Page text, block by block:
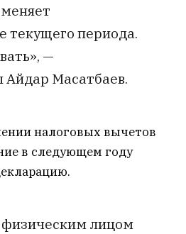
текущего периода.
—
Айдар Масатбаев.
налоговых вычетов
в следующем году
лицом